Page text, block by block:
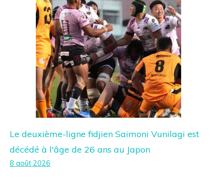
Le deuxième-ligne fidjien Saimoni Vunilagi est
décédé à l'âge de 26 ans au Japon
8 août 2026